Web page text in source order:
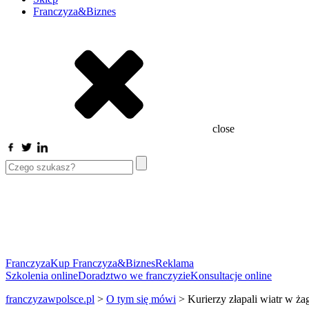
Franczyza&Biznes
close
FranczyzaKup Franczyza&BiznesReklama
Szkolenia onlineDoradztwo we franczyzieKonsultacje online
franczyzawpolsce.pl > O tym się mówi > Kurierzy złapali wiatr w